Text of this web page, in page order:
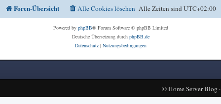
Foren-Übersicht
Alle Zeiten sindUTC+02:00
Alle Cookies löschen
Powered by phpBB® Forum Software © phpBB Limited
Deutsche Übersetzung durch phpBB.de
Datenschutz| Nutzungsbedingungen
©Home Server Blog